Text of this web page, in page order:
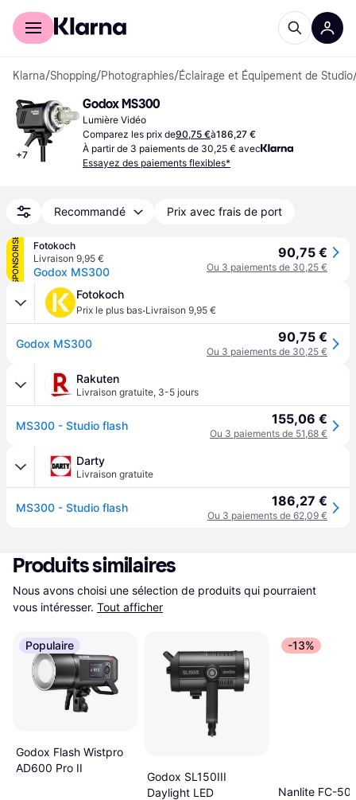
Acheter avec Klarna
Klarna/Shopping/Photographies/Éclairage et Équipement de Studio
+7
Godox MS300
Lumière Vidéo
Comparez les prix de90,75 €à186,27 €
À partir de 3 paiements de 30,25 € avec
Essayez des paiements flexibles*
Recommandé Prix avec frais de port
SPONSORISÉ
Fotokoch
Livraison 9,95 €
Godox MS300
90,75 €
Ou 3 paiements de 30,25 €
Fotokoch
Prix le plus bas·Livraison 9,95 €
Godox MS300 90,75 €
Ou 3 paiements de 30,25 €
Rakuten
Livraison gratuite, 3-5 jours
MS300 - Studio flash 155,06 €
Ou 3 paiements de 51,68 €
Darty
Livraison gratuite
MS300 - Studio flash 186,27 €
Ou 3 paiements de 62,09 €
Produits similaires
Nous avons choisi une sélection de produits qui pourraient
vous intéresser. Tout afficher
Populaire
Godox Flash Wistpro
AD600 Pro II
Godox SL150III
Daylight LED
-13%
Nanlite FC-